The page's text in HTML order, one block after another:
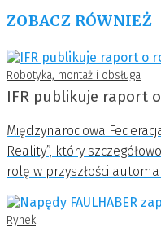
ZOBACZ RÓWNIEŻ
Robotyka, montaż i obsługa
IFR publikuje raport
Międzynarodowa
Reality”, który
rolę w przyszłości
Rynek